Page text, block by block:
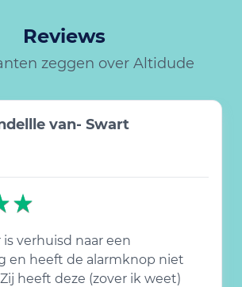
Reviews
zeggen over Altidude
van- Swart
verhuisd naar een
en heeft de alarmknop niet
heeft deze (zover ik weet)